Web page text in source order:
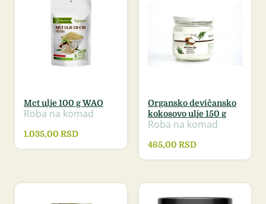
Mct ulje 100 g WAO
Roba na komad
1.035,00 RSD
Organsko devičansko
kokosovo ulje 150 g
Roba na komad
465,00 RSD